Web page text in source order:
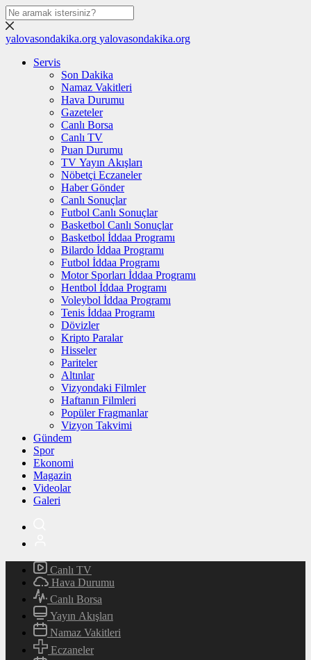
yalovasondakika.org yalovasondakika.org
Servis
Son Dakika
Namaz Vakitleri
Hava Durumu
Gazeteler
Canlı Borsa
Canlı TV
Puan Durumu
TV Yayın Akışları
Nöbetçi Eczaneler
Haber Gönder
Canlı Sonuçlar
Futbol Canlı Sonuçlar
Basketbol Canlı Sonuçlar
Basketbol İddaa Programı
Bilardo İddaa Programı
Futbol İddaa Programı
Motor Sporları İddaa Programı
Hentbol İddaa Programı
Voleybol İddaa Programı
Tenis İddaa Programı
Dövizler
Kripto Paralar
Hisseler
Pariteler
Altınlar
Vizyondaki Filmler
Haftanın Filmleri
Popüler Fragmanlar
Vizyon Takvimi
Gündem
Spor
Ekonomi
Magazin
Videolar
Galeri
Canlı TV
Hava Durumu
Canlı Borsa
Yayın Akışları
Namaz Vakitleri
Eczaneler